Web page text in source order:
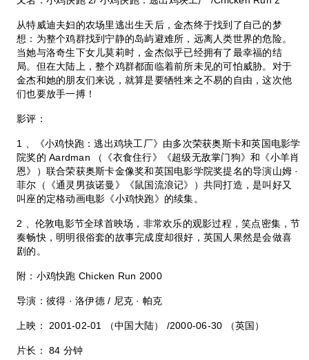
从特威迪夫妇的农场里逃出生天后，金杰终于找到了自己的梦
想：为整个鸡群找到宁静的岛屿避难所，远离人类世界的危险。
当她与洛奇生下女儿莫莉时，金杰似乎已经拥有了最幸福的结
局。但在大陆上，整个鸡群都面临着前所未见的可怕威胁。对于
金杰和她的朋友们来说，就算是要牺牲来之不易的自由，这次他
们也要放手一搏！
影评：
1
、《小鸡快跑：逃出鸡块工厂》由多次荣获奥斯卡和英国电影学
院奖的Aardman
（《衣食住行》《超级无敌掌门狗》和《小羊肖
恩》）联合荣获奥斯卡金像奖和英国电影学院奖提名的导演山姆 ·
菲尔（《通灵男孩诺曼》《鼠国流浪记》）共同打造，是叫好又
叫座的定格动画电影《小鸡快跑》的续集。
2
、伦敦电影节全球首映场，非常欢乐的观影过程，笑点密集，节
奏畅快，明明很俗套的故事完成度却很好，英国人果然是会做喜
剧的。
附：小鸡快跑 Chicken Run 2000
导演：彼得 ·洛伊德/ 尼克 · 帕克
上映： 2001-02-01 （中国大陆） /2000-06-30 （英国）
片长：84 分钟